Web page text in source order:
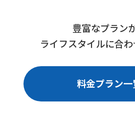
豊富なプラン
ライフスタイルに合
料金プラン